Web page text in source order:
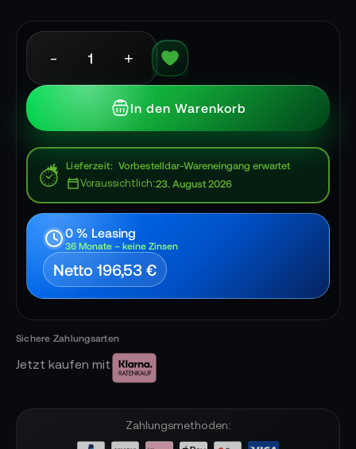
- +
In den Warenkorb
Lieferzeit Vorbestelldar-Wareneingang erwartet
Voraussichtlich:23. August 2026
0 % Leasing
36 Monate – keine Zinsen
Netto 196,53 €
Jetzt kaufen mit
Zahlungsmethoden: